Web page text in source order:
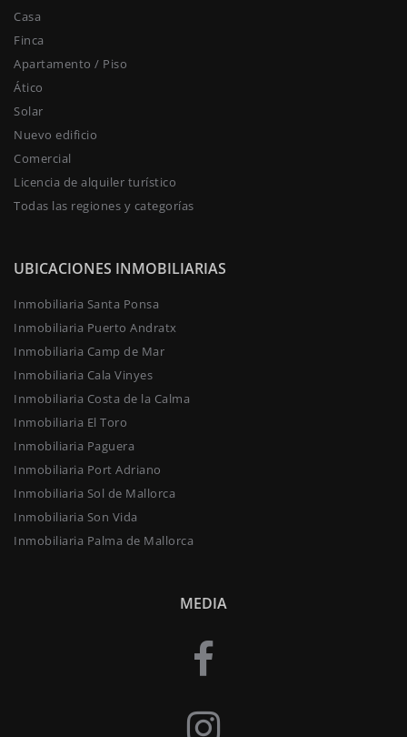
Casa
Finca
Apartamento / Piso
Ático
Solar
Nuevo edificio
Comercial
Licencia de alquiler turístico
Todas las regiones y categorías
UBICACIONES INMOBILIARIAS
Inmobiliaria Santa Ponsa
Inmobiliaria Puerto Andratx
Inmobiliaria Camp de Mar
Inmobiliaria Cala Vinyes
Inmobiliaria Costa de la Calma
Inmobiliaria El Toro
Inmobiliaria Paguera
Inmobiliaria Port Adriano
Inmobiliaria Sol de Mallorca
Inmobiliaria Son Vida
Inmobiliaria Palma de Mallorca
MEDIA